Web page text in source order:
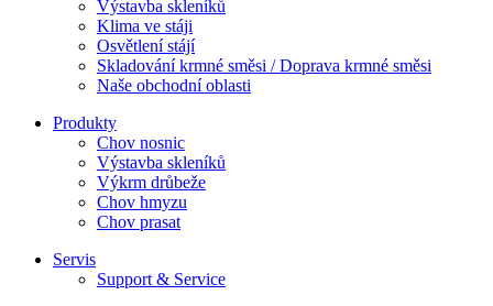
Výstavba skleníků
Klima ve stáji
Osvětlení stájí
Skladování krmné směsi / Doprava krmné směsi
Naše obchodní oblasti
Produkty
Chov nosnic
Výstavba skleníků
Výkrm drůbeže
Chov hmyzu
Chov prasat
Servis
Support & Service